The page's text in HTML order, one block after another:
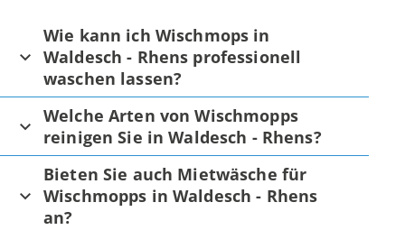
Wie kann ich Wischmops in
Waldesch - Rhens professionell
waschen lassen?
Welche Arten von Wischmopps
reinigen Sie in Waldesch - Rhens?
Bieten Sie auch Mietwäsche für
Wischmopps in Waldesch - Rhens
an?